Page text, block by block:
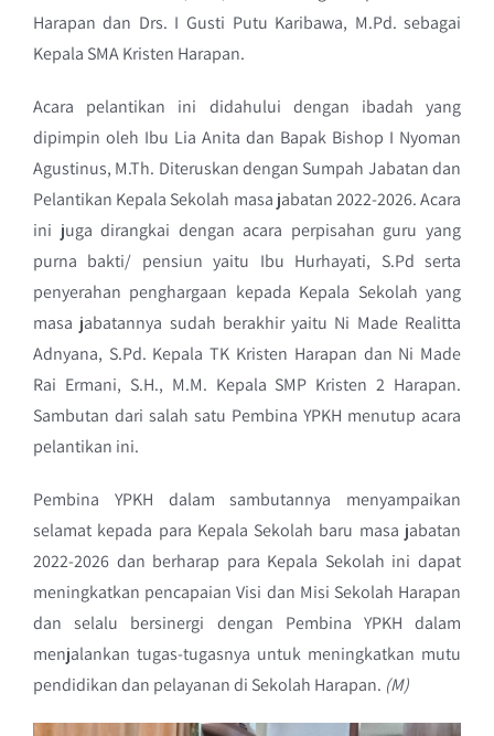
Harapan dan Drs. I Gusti Putu Karibawa, M.Pd. sebagai
Kepala SMA Kristen Harapan.
Acara pelantikan ini didahului dengan ibadah yang
dipimpin oleh Ibu Lia Anita dan Bapak Bishop I Nyoman
Agustinus, M.Th. Diteruskan dengan Sumpah Jabatan dan
Pelantikan Kepala Sekolah masa jabatan 2022-2026. Acara
ini juga dirangkai dengan acara perpisahan guru yang
purna bakti/ pensiun yaitu Ibu Hurhayati, S.Pd serta
penyerahan penghargaan kepada Kepala Sekolah yang
masa jabatannya sudah berakhir yaitu Ni Made Realitta
Adnyana, S.Pd. Kepala TK Kristen Harapan dan Ni Made
Rai Ermani, S.H., M.M. Kepala SMP Kristen 2 Harapan.
Sambutan dari salah satu Pembina YPKH menutup acara
pelantikan ini.
Pembina YPKH dalam sambutannya menyampaikan
selamat kepada para Kepala Sekolah baru masa jabatan
2022-2026 dan berharap para Kepala Sekolah ini dapat
meningkatkan pencapaian Visi dan Misi Sekolah Harapan
dan selalu bersinergi dengan Pembina YPKH dalam
menjalankan tugas-tugasnya untuk meningkatkan mutu
pendidikan dan pelayanan di Sekolah Harapan. (M)